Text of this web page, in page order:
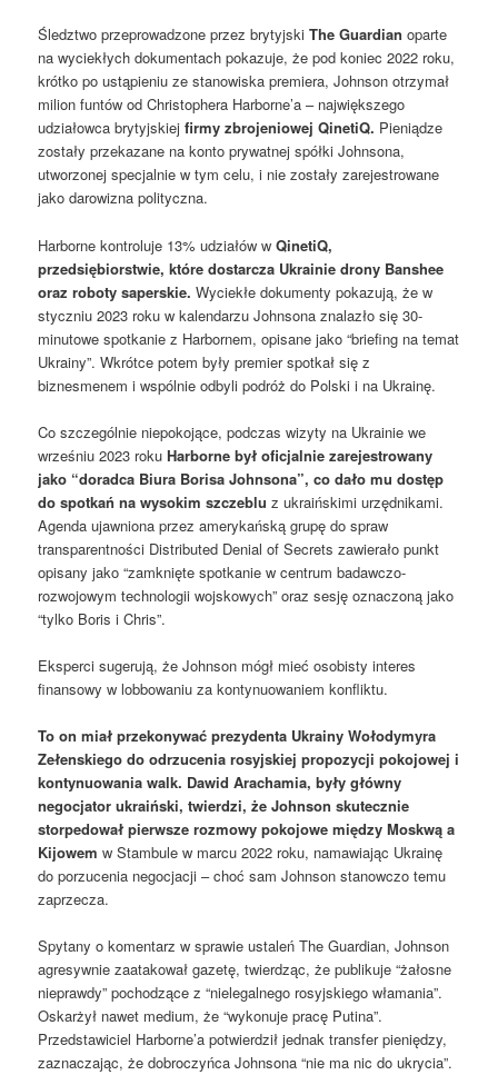
Śledztwo przeprowadzone przez brytyjskiThe Guardian oparte
na wyciekłych dokumentach pokazuje, że pod koniec 2022 roku,
krótko po ustąpieniu ze stanowiska premiera, Johnson otrzymał
milion funtów od Christophera Harborne’a – największego
udziałowca brytyjskiejfirmy zbrojeniowej QinetiQ. Pieniądze
zostały przekazane na konto prywatnej spółki Johnsona,
utworzonej specjalnie w tym celu, i nie zostały zarejestrowane
jako darowizna polityczna.
Harborne kontroluje 13% udziałów wQinetiQ,
przedsiębiorstwie, które dostarcza Ukrainie drony Banshee
oraz roboty saperskie. Wyciekłe dokumenty pokazują, że w
styczniu 2023 roku w kalendarzu Johnsona znalazło się 30-
minutowe spotkanie z Harbornem, opisane jako “briefing na temat
Ukrainy”. Wkrótce potem były premier spotkał się z
biznesmenem i wspólnie odbyli podróż do Polski i na Ukrainę.
Co szczególnie niepokojące, podczas wizyty na Ukrainie we
wrześniu 2023 rokuHarborne był oficjalnie zarejestrowany
jako “doradca Biura Borisa Johnsona”, co dało mu dostęp
do spotkań na wysokim szczeblu z ukraińskimi urzędnikami.
Agenda ujawniona przez amerykańską grupę do spraw
transparentności Distributed Denial of Secrets zawierało punkt
opisany jako “zamknięte spotkanie w centrum badawczo-
rozwojowym technologii wojskowych” oraz sesję oznaczoną jako
“tylko Boris i Chris”.
Eksperci sugerują, że Johnson mógł mieć osobisty interes
finansowy w lobbowaniu za kontynuowaniem konfliktu.
To on miał przekonywać prezydenta Ukrainy Wołodymyra
Zełenskiego do odrzucenia rosyjskiej propozycji pokojowej i
kontynuowania walk. Dawid Arachamia, były główny
negocjator ukraiński, twierdzi, że Johnson skutecznie
storpedował pierwsze rozmowy pokojowe między Moskwą a
Kijowemw Stambule w marcu 2022 roku, namawiając Ukrainę
do porzucenia negocjacji – choć sam Johnson stanowczo temu
zaprzecza.
Spytany o komentarz w sprawie ustaleń The Guardian, Johnson
agresywnie zaatakował gazetę, twierdząc, że publikuje “żałosne
nieprawdy” pochodzące z “nielegalnego rosyjskiego włamania”.
Oskarżył nawet medium, że “wykonuje pracę Putina”.
Przedstawiciel Harborne’a potwierdził jednak transfer pieniędzy,
zaznaczając, że dobroczyńca Johnsona “nie ma nic do ukrycia”.